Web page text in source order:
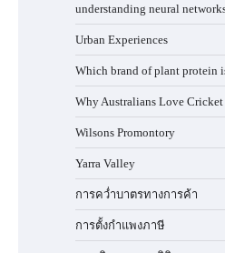
understanding neural
Urban Experiences
Which brand of plant protein
Why Australians Love
Wilsons Promontory
Yarra Valley
การคว่ำบาตรทางการค้า
การตั้งกำแพงภาษี